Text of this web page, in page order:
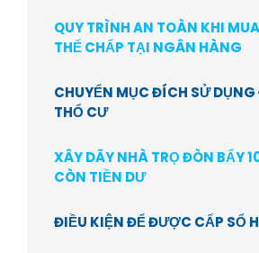
QUY TRÌNH AN TOÀN KHI
THẾ CHẤP TẠI NGÂN HÀNG
CHUYỂN MỤC ĐÍCH SỬ DỤNG
THỔ CƯ
XÂY DÃY NHÀ TRỌ ĐÒN BẨY
CÒN TIỀN DƯ
ĐIỀU KIỆN ĐỂ ĐƯỢC CẤP SỔ